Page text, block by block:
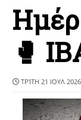
🥊
ΤΡΊΤΗ 21 ΙΟΥΛ 2026